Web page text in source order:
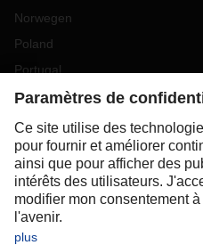
Norwegen
Poland
Portugal
Romania
Slovakia
Spain
Sweden
Switzerland (DE FR)
Türkiye